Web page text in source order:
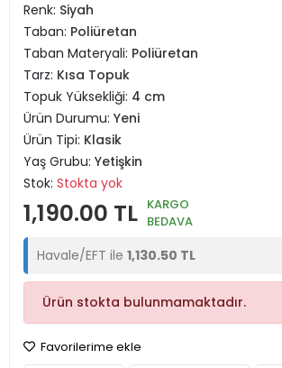
Renk: Siyah
Taban: Poliüretan
Taban Materyali: Poliüretan
Tarz: Kısa Topuk
Topuk Yüksekliği: 4 cm
Ürün Durumu: Yeni
Ürün Tipi: Klasik
Yaş Grubu: Yetişkin
Stok: Stokta yok
1,190.00 TL KARGO
BEDAVA
Havale/EFT ile 1,130.50 TL
Ürün stokta bulunmamaktadır.
Favorilerime ekle